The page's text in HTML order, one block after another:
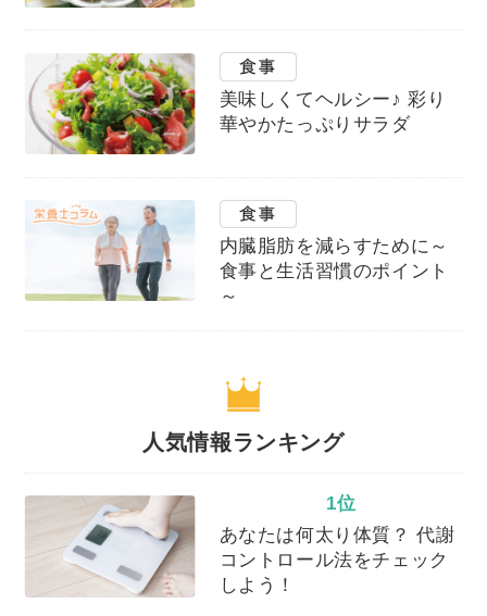
美味しくてヘルシー♪ 彩り
華やかたっぷりサラダ
内臓脂肪を減らすために～
食事と生活習慣のポイント
～
人気情報ランキング
1位
あなたは何太り体質？ 代謝
コントロール法をチェック
しよう！